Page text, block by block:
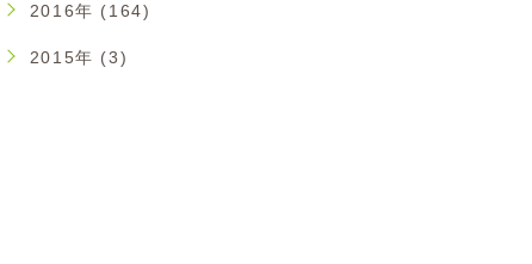
2016年 (164)
2015年 (3)